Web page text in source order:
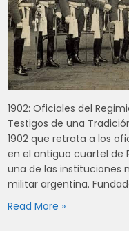
1902: Oficiales del
Testigos de una
1902 que retrata a los
en el antiguo cuartel de
una de las instituciones
militar argentina.
Read More »